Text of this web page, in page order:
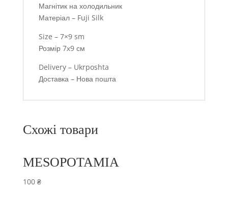
Магнітик на холодильник
Матеріал – Fuji Silk
Size – 7×9 sm
Розмір 7х9 см
Delivery – Ukrposhta
Доставка – Нова пошта
Схожі товари
MESOPOTAMIA
100 ₴